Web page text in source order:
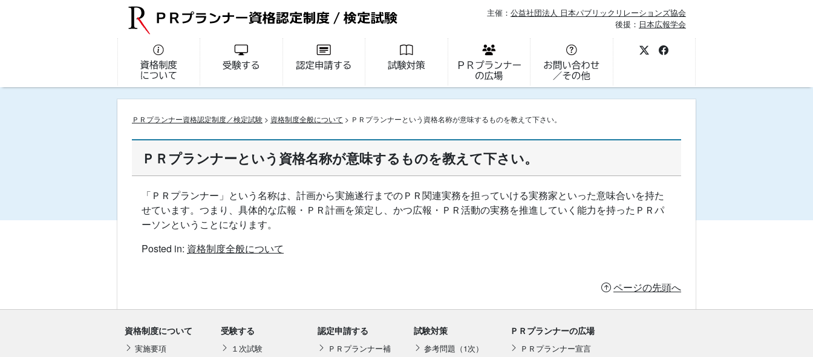
主催： 公益社団法人 日本パブリックリレーションズ協会
後援： 日本広報学会
ＰＲプランナー資格認定制度／検定試験 > 資格制度全般について > ＰＲプランナーという資格名称が意味するものを教えて下さい。
ＰＲプランナーという資格名称が意味するものを教えて下さい。
「ＰＲプランナー」という名称は、計画から実施遂行までのＰＲ関連実務を担っていける実務家といった意味合いを持た
せています。つまり、具体的な広報・ＰＲ計画を策定し、かつ広報・ＰＲ活動の実務を推進していく能力を持ったＰＲパ
ーソンということになります。
Posted in: 資格制度全般について
ページの先頭へ
資格制度について
実施要項
受験する
１次試験
認定申請する
ＰＲプランナー補
試験対策
参考問題（1次）
ＰＲプランナーの広場
ＰＲプランナー宣言